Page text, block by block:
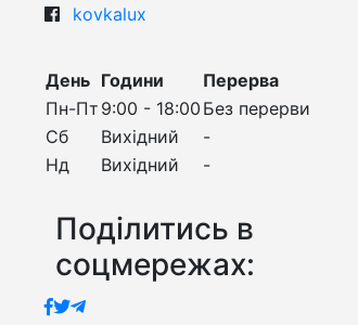
kovkalux
День Години
Перерва
Пн-Пт 9:00 - 18:00 Без перерви
Сб
Вихідний
-
Нд
Вихідний -
Поділитись в
соцмережах: